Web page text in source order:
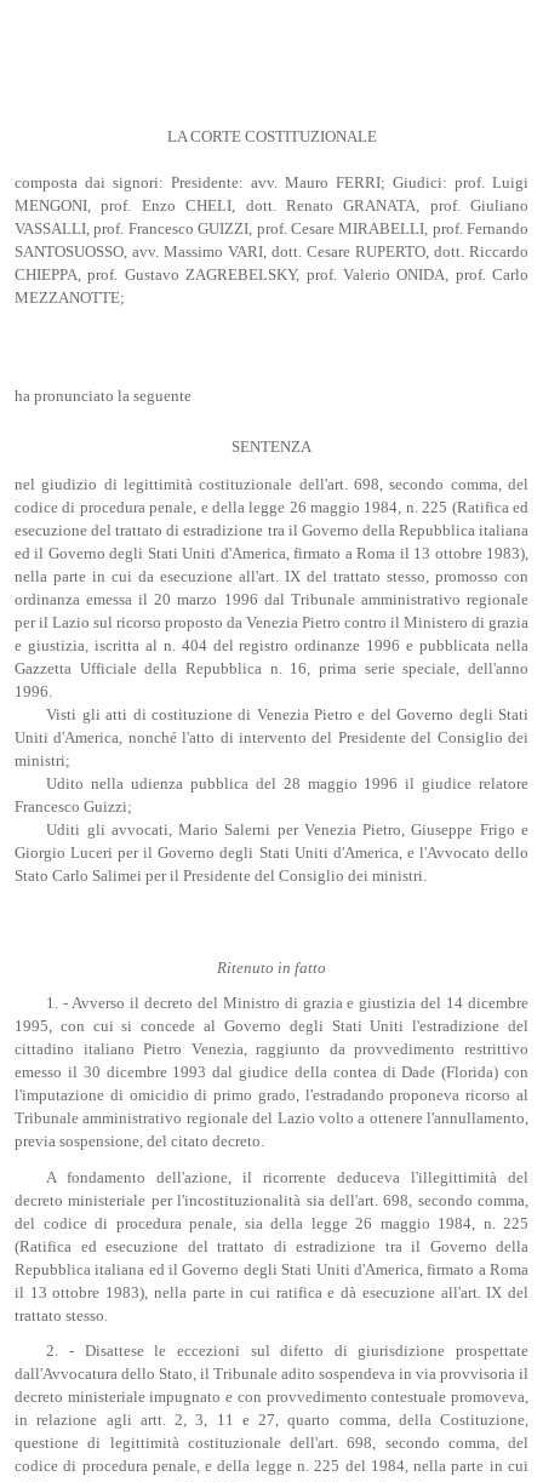
LA CORTE COSTITUZIONALE
composta dai signori: Presidente: avv. Mauro FERRI; Giudici: prof. Luigi
MENGONI, prof. Enzo CHELI, dott. Renato GRANATA, prof. Giuliano
VASSALLI, prof. Francesco GUIZZI, prof. Cesare MIRABELLI, prof. Fernando
SANTOSUOSSO, avv. Massimo VARI, dott. Cesare RUPERTO, dott. Riccardo
CHIEPPA, prof. Gustavo ZAGREBELSKY, prof. Valerio ONIDA, prof. Carlo
MEZZANOTTE;
ha pronunciato la seguente
SENTENZA
nel giudizio di legittimità costituzionale dell'art. 698, secondo comma, del
codice di procedura penale, e della legge 26 maggio 1984, n. 225 (Ratifica ed
esecuzione del trattato di estradizione tra il Governo della Repubblica italiana
ed il Governo degli Stati Uniti d'America, firmato a Roma il 13 ottobre 1983),
nella parte in cui da esecuzione all'art. IX del trattato stesso, promosso con
ordinanza emessa il 20 marzo 1996 dal Tribunale amministrativo regionale
per il Lazio sul ricorso proposto da Venezia Pietro contro il Ministero di grazia
e giustizia, iscritta al n. 404 del registro ordinanze 1996 e pubblicata nella
Gazzetta Ufficiale della Repubblica n. 16, prima serie speciale, dell'anno
1996.
Visti gli atti di costituzione di Venezia Pietro e del Governo degli Stati
Uniti d'America, nonché l'atto di intervento del Presidente del Consiglio dei
ministri;
Udito nella udienza pubblica del 28 maggio 1996 il giudice relatore
Francesco Guizzi;
Uditi gli avvocati, Mario Salerni per Venezia Pietro, Giuseppe Frigo e
Giorgio Luceri per il Governo degli Stati Uniti d'America, e l'Avvocato dello
Stato Carlo Salimei per il Presidente del Consiglio dei ministri.
Ritenuto in fatto
1. - Avverso il decreto del Ministro di grazia e giustizia del 14 dicembre
1995, con cui si concede al Governo degli Stati Uniti l'estradizione del
cittadino italiano Pietro Venezia, raggiunto da provvedimento restrittivo
emesso il 30 dicembre 1993 dal giudice della contea di Dade (Florida) con
l'imputazione di omicidio di primo grado, l'estradando proponeva ricorso al
Tribunale amministrativo regionale del Lazio volto a ottenere l'annullamento,
previa sospensione, del citato decreto.
A fondamento dell'azione, il ricorrente deduceva l'illegittimità del
decreto ministeriale per l'incostituzionalità sia dell'art. 698, secondo comma,
del codice di procedura penale, sia della legge 26 maggio 1984, n. 225
(Ratifica ed esecuzione del trattato di estradizione tra il Governo della
Repubblica italiana ed il Governo degli Stati Uniti d'America, firmato a Roma
il 13 ottobre 1983), nella parte in cui ratifica e dà esecuzione all'art. IX del
trattato stesso.
2. - Disattese le eccezioni sul difetto di giurisdizione prospettate
dall'Avvocatura dello Stato, il Tribunale adito sospendeva in via provvisoria il
decreto ministeriale impugnato e con provvedimento contestuale promoveva,
in relazione agli artt. 2, 3, 11 e 27, quarto comma, della Costituzione,
questione di legittimità costituzionale dell'art. 698, secondo comma, del
codice di procedura penale, e della legge n. 225 del 1984, nella parte in cui